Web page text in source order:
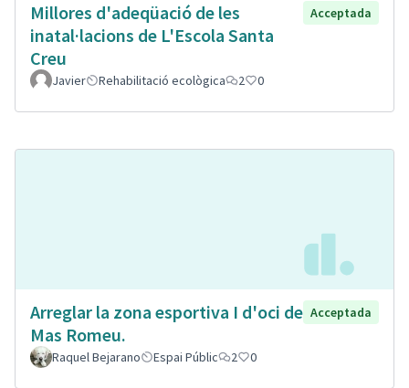
Millores d'adeqüació de les
inatal·lacions de L'Escola Santa
Creu
Acceptada
Javier Rehabilitació ecològica 2 0
Arreglar la zona esportiva I d'oci de
Mas Romeu.
Acceptada
Raquel Bejarano Espai Públic 2 0